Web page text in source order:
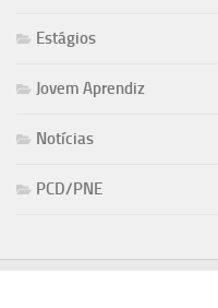
Estágios
Jovem Aprendiz
Notícias
PCD/PNE